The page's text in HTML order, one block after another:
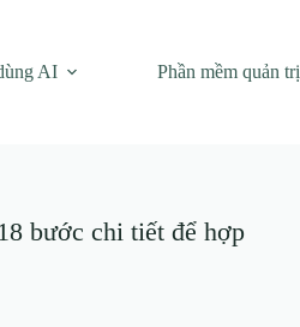
AI Phần mềm quản trị
bước chi tiết để hợp